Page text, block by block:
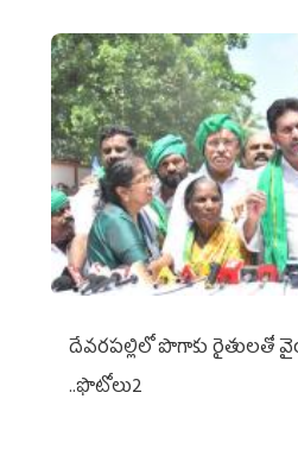
దేవరపల్లిలో పొగాకు రైతులతో
..ఫొటోలు2